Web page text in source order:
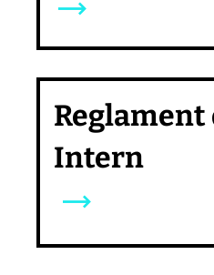
Reglament
Intern